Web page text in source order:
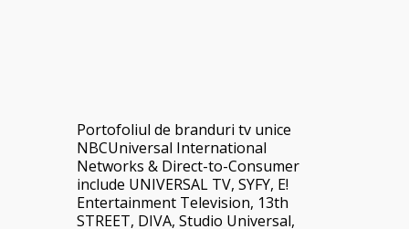
Portofoliul de branduri tv unice
NBCUniversal International
Networks & Direct-to-Consumer
include UNIVERSAL TV, SYFY, E!
Entertainment Television, 13th
STREET, DIVA, Studio Universal,